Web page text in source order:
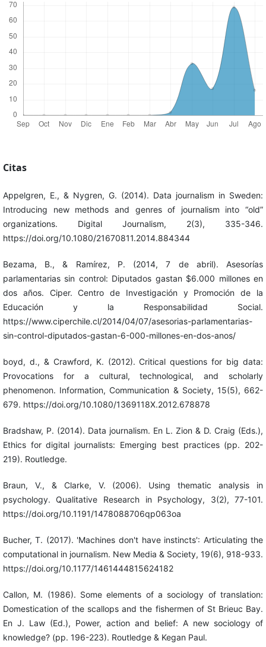
Citas
Appelgren, E., & Nygren, G. (2014). Data journalism in Sweden:
Introducing new methods and genres of journalism into “old”
organizations. Digital Journalism, 2(3), 335-346.
https://doi.org/10.1080/21670811.2014.884344
Bezama, B., & Ramírez, P. (2014, 7 de abril). Asesorías
parlamentarias sin control: Diputados gastan $6.000 millones en
dos años. Ciper. Centro de Investigación y Promoción de la
Educación y la Responsabilidad Social.
https://www.ciperchile.cl/2014/04/07/asesorias-parlamentarias-
sin-control-diputados-gastan-6-000-millones-en-dos-anos/
boyd, d., & Crawford, K. (2012). Critical questions for big data:
Provocations for a cultural, technological, and scholarly
phenomenon. Information, Communication & Society, 15(5), 662-
679. https://doi.org/10.1080/1369118X.2012.678878
Bradshaw, P. (2014). Data journalism. En L. Zion & D. Craig (Eds.),
Ethics for digital journalists: Emerging best practices (pp. 202-
219). Routledge.
Braun, V., & Clarke, V. (2006). Using thematic analysis in
psychology. Qualitative Research in Psychology, 3(2), 77-101.
https://doi.org/10.1191/1478088706qp063oa
Bucher, T. (2017). 'Machines don't have instincts': Articulating the
computational in journalism. New Media & Society, 19(6), 918-933.
https://doi.org/10.1177/1461444815624182
Callon, M. (1986). Some elements of a sociology of translation:
Domestication of the scallops and the fishermen of St Brieuc Bay.
En J. Law (Ed.), Power, action and belief: A new sociology of
knowledge? (pp. 196-223). Routledge & Kegan Paul.